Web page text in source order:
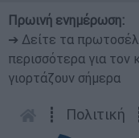
Πρωινή ενημέρωση:
➔ Δείτε τα
περισσότερα για τον
γιορτάζουν σήμερα
┋ Πολιτική